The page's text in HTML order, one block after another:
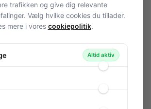
Afbrydere og omskiftere
1-pol ON-OFF 6A/250V Black
1-pol ON-OFF 6A/250V
trafikken og give dig relevante
Vælg hvilke cookies du tillader.
mere i vores cookiepolitik.
Altid aktiv